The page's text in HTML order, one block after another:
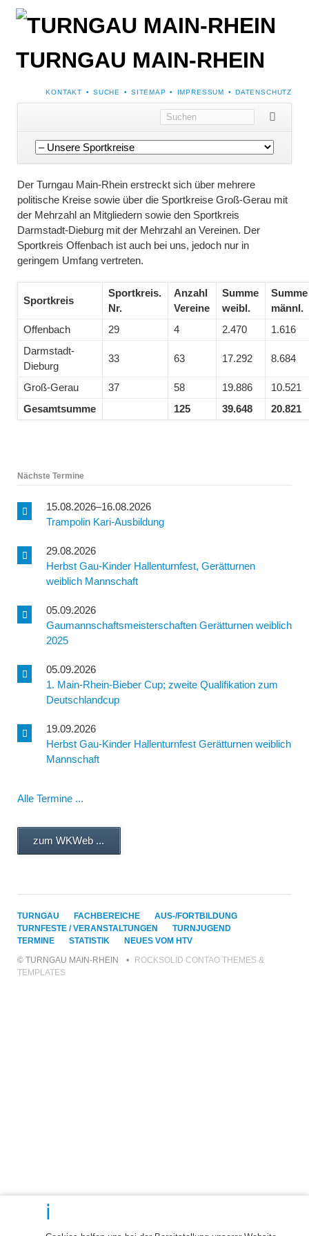
TURNGAU MAIN-RHEIN
NAVIGATION
ÜBERSPRINGEN
KONTAKT SUCHE SITEMAP IMPRESSUM DATENSCHUTZ
Navigation
überspringen
Der Turngau Main-Rhein erstreckt sich über mehrere
politische Kreise sowie über die Sportkreise Groß-Gerau mit
der Mehrzahl an Mitgliedern sowie den Sportkreis
Darmstadt-Dieburg mit der Mehrzahl an Vereinen. Der
Sportkreis Offenbach ist auch bei uns, jedoch nur in
geringem Umfang vertreten.
Sportkreis
Sportkreis.
Nr.
Anzahl
Vereine
Summe
weibl.
Summe
männl.
Offenbach
29 4 2.470
1.616
Darmstadt-
Dieburg
33 63 17.292 8.684
Groß-Gerau 37 58 19.886
10.521
Gesamtsumme
125 39.648 20.821
Nächste Termine
15.08.2026–16.08.2026
Trampolin Kari-Ausbildung
29.08.2026
Herbst Gau-Kinder Hallenturnfest, Gerätturnen
weiblich Mannschaft
05.09.2026
Gaumannschaftsmeisterschaften Gerätturnen weiblich
2025
05.09.2026
1. Main-Rhein-Bieber Cup; zweite Qualifikation zum
Deutschlandcup
19.09.2026
Herbst Gau-Kinder Hallenturnfest Gerätturnen weiblich
Mannschaft
Alle Termine ...
zum WKWeb ...
NAVIGATION
ÜBERSPRINGEN
TURNGAU FACHBEREICHE
AUS-/FORTBILDUNG
TURNFESTE / VERANSTALTUNGEN
TURNJUGEND
TERMINE
STATISTIK
NEUES VOM HTV
© TURNGAU MAIN-RHEIN
ROCKSOLID CONTAO THEMES &
TEMPLATES